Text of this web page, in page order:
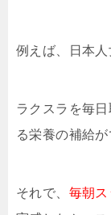
例えば、日本人
ラクスラを毎
る栄養の補給が
それで、 毎朝ス